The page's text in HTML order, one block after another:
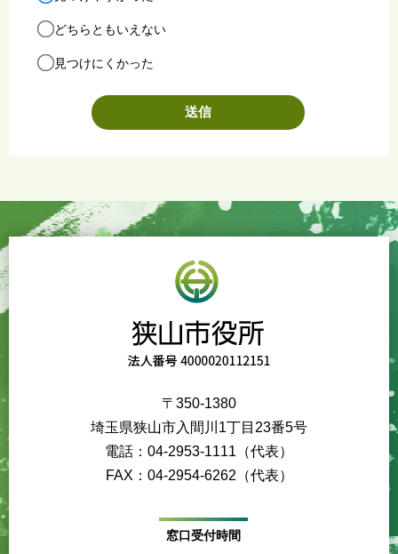
どちらともいえない
見つけにくかった
〒350-1380
埼玉県狭山市入間川1丁目23番5号
電話：04-2953-1111（代表）
FAX：04-2954-6262（代表）
窓口受付時間